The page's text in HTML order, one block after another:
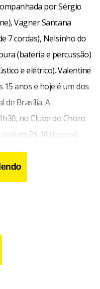
por Sérgio
Vagner Santana
7 cordas), Nelsinho do
(bateria e percussão)
e elétrico). Valentine
15 anos e hoje é um dos
de Brasília. A
no Clube do Choro
R$ 10 (inteira).